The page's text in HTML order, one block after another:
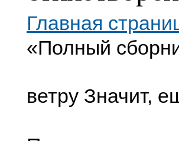
Главная
«Полный
ветру Значит,